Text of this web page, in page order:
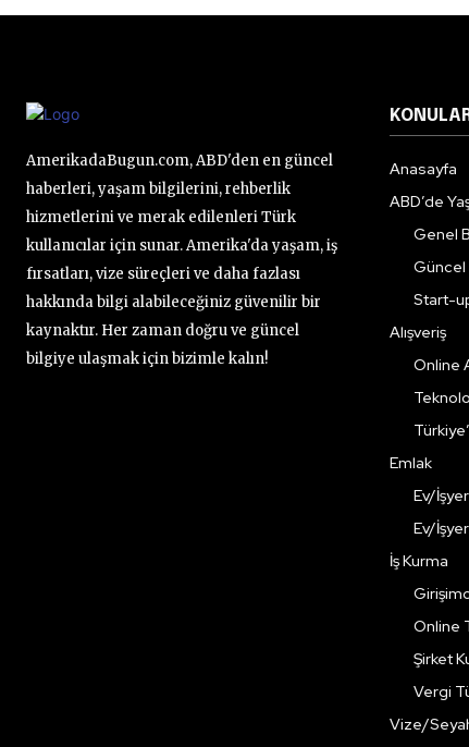
AmerikadaBugun.com, ABD'den en güncel
haberleri, yaşam bilgilerini, rehberlik
hizmetlerini ve merak edilenleri Türk
kullanıcılar için sunar. Amerika'da yaşam, iş
fırsatları, vize süreçleri ve daha fazlası
hakkında bilgi alabileceğiniz güvenilir bir
kaynaktır. Her zaman doğru ve güncel
bilgiye ulaşmak için bizimle kalın!
Anasayfa
ABD’de
Genel
Start-
Alışveriş
Online
Emlak
Ev/
Ev/
İş Kurma
Online
Şirket
Vergi
Vize/